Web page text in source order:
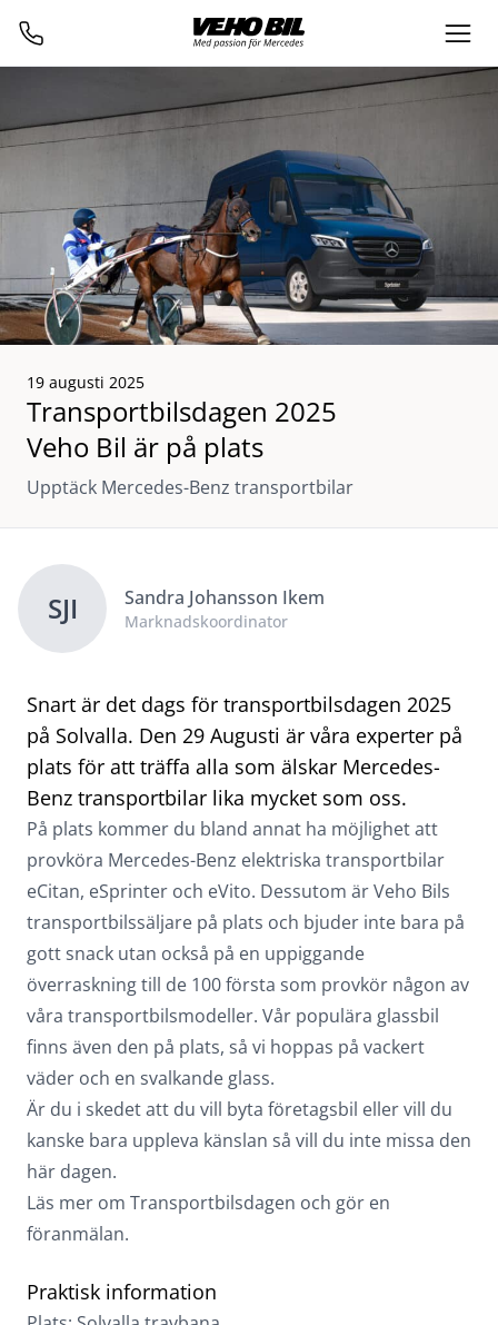
19 augusti 2025
Transportbilsdagen 2025
Veho Bil är på plats
Upptäck Mercedes-Benz transportbilar
SJI Sandra Johansson Ikem
Marknadskoordinator
Snart är det dags för transportbilsdagen 2025
på Solvalla. Den 29 Augusti är våra experter på
plats för att träffa alla som älskar Mercedes-
Benz transportbilar lika mycket som oss.
På plats kommer du bland annat ha möjlighet att
provköra Mercedes-Benz elektriska transportbilar
eCitan, eSprinter och eVito. Dessutom är Veho Bils
transportbilssäljare på plats och bjuder inte bara på
gott snack utan också på en uppiggande
överraskning till de 100 första som provkör någon av
våra transportbilsmodeller. Vår populära glassbil
finns även den på plats, så vi hoppas på vackert
väder och en svalkande glass.
Är du i skedet att du vill byta företagsbil eller vill du
kanske bara uppleva känslan så vill du inte missa den
här dagen.
Läs mer om Transportbilsdagen och gör en
föranmälan.
Praktisk information